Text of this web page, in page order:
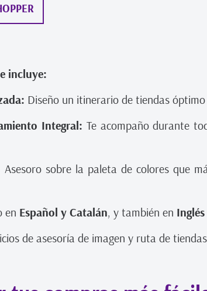
incluye:
Diseño un itinerario de tiendas
Integral: Te acompaño durante
Asesoro sobre la paleta de colores que
en Español y Catalán, y también en Inglés
de asesoría de imagen y ruta de